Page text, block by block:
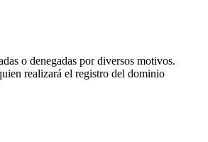
o denegadas por diversos motivos.
realizará el registro del dominio